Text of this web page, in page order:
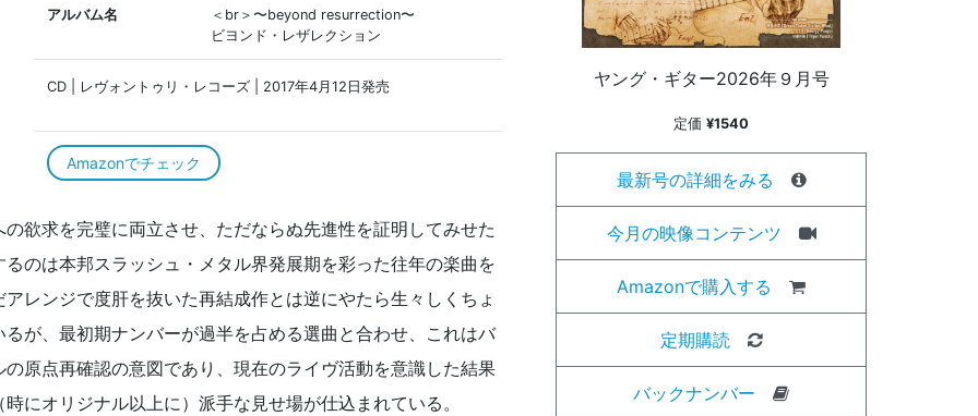
アルバム名
＜br＞〜beyond resurrection〜
ビヨンド・レザレクション
CD | レヴォントゥリ・レコーズ | 2017年4月12日発売
Amazonでチェック
欲求を完璧に両立させ、ただならぬ先進性を証明してみせた
のは本邦スラッシュ・メタル界発展期を彩った往年の楽曲を
レンジで度肝を抜いた再結成作とは逆にやたら生々しくちょ
が、最初期ナンバーが過半を占める選曲と合わせ、これはバ
原点再確認の意図であり、現在のライヴ活動を意識した結果
にオリジナル以上に）派手な見せ場が仕込まれている。
ヤング・ギター2026年９月号
定価 ¥1540
最新号の詳細をみる
今月の映像コンテンツ
Amazonで購入する
定期購読
バックナンバー